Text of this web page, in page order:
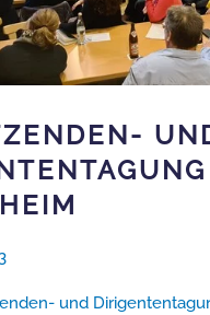
und